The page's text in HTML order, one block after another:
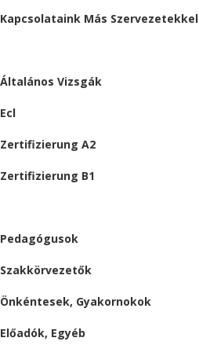
Kapcsolataink Más Szervezetekkel
Általános Vizsgák
Ecl
Zertifizierung A2
Zertifizierung B1
Pedagógusok
Szakkörvezetők
Önkéntesek, Gyakornokok
Előadók, Egyéb